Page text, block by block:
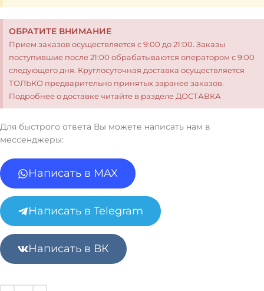
ОБРАТИТЕ ВНИМАНИЕ
Прием заказов осуществляется с 9:00 до 21:00. Заказы
поступившие после 21:00 обрабатываются оператором с 9:00
следующего дня. Круглосуточная доставка осуществляется
ТОЛЬКО предварительно принятых заранее заказов.
Подробнее о доставке читайте в разделе ДОСТАВКА
Для быстрого ответа Вы можете написать нам в
мессенджеры:
Написать в MAX
Написать в Telegram
Написать в ВК